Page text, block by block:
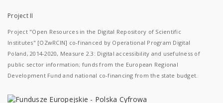
Project II
Project "Open Resources in the Digital Repository of Scientific
Institutes" [OZwRCIN] co-financed by Operational Program Digital
Poland, 2014-2020, Measure 2.3: Digital accessibility and usefulness of
public sector information; funds from the European Regional
Development Fund and national co-financing from the state budget.